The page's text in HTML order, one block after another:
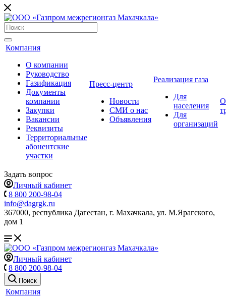
Компания
О компании
Руководство
Газификация
Документы
компании
Закупки
Вакансии
Реквизиты
Территориальные
абонентские
участки
Пресс-центр
Новости
СМИ о нас
Объявления
Реализация газа
Для
населения
Для
организаций
Задать вопрос
Личный кабинет
8 800 200-98-04
info@dagrgk.ru
367000, республика Дагестан, г. Махачкала, ул. М.Ярагского,
дом 1
Личный кабинет
8 800 200-98-04
Поиск
Компания